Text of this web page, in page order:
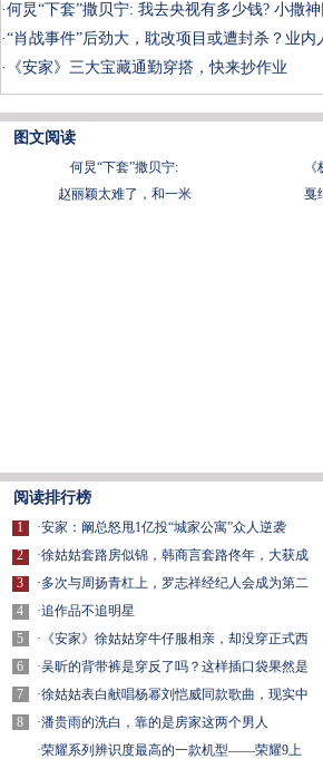
·何炅“下套”撒贝宁: 我去央视有多少钱? 小撒神
·“肖战事件”后劲大，耽改项目或遭封杀？业内
·
《安家》三大宝藏通勤穿搭，快来抄作业
图文阅读
何炅“下套”撒贝宁:
赵丽颖太难了，和一米
戛
阅读排行榜
1
2
3
4
5
6
7
8
·安家：阚总怒甩1亿投“城家公寓”众人逆袭
·徐姑姑套路房似锦，韩商言套路佟年，大获成
·多次与周扬青杠上，罗志祥经纪人会成为第二
·追作品不追明星
· 《安家》徐姑姑穿牛仔服相亲，却没穿正式西
·吴昕的背带裤是穿反了吗？这样插口袋果然是
·徐姑姑表白献唱杨幂刘恺威同款歌曲，现实中
·潘贵雨的洗白，靠的是房家这两个男人
·荣耀系列辨识度最高的一款机型——荣耀9上